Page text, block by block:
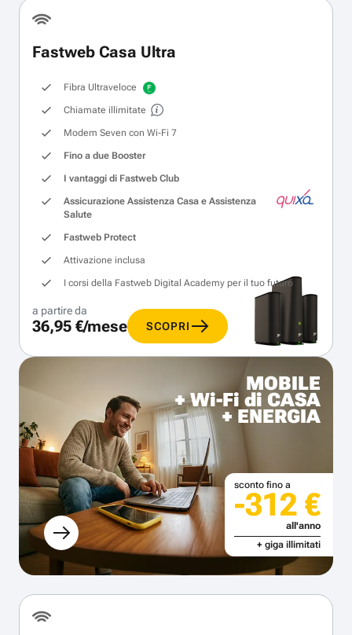
Fastweb Casa Ultra
Fibra Ultraveloce
Chiamate illimitate
Modem Seven con Wi‑Fi 7
Fino a due Booster
I vantaggi di Fastweb Club
Assicurazione Assistenza Casa e Assistenza
Salute
Fastweb Protect
Attivazione inclusa
I corsi della Fastweb Digital Academy per il tuo futuro
a partire da
36,95 €/mese SCOPRI
MOBILE
+ Wi-Fi di CASA
+ ENERGIA
sconto fino a
-312 €
all'anno
+ giga illimitati